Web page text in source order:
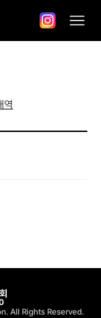
역
All Rights Reserved.